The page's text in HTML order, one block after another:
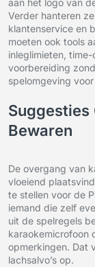
aan het logo van
Verder hanteren
klantenservice en
moeten ook tools
inleglimieten,
voorbereiding
spelomgeving
Suggesties
Bewaren
De overgang van
vloeiend
te stellen voor de
iemand die zelf
uit de spelregels
karaokemicrofoon
opmerkingen. Dat
lachsalvo’s op.